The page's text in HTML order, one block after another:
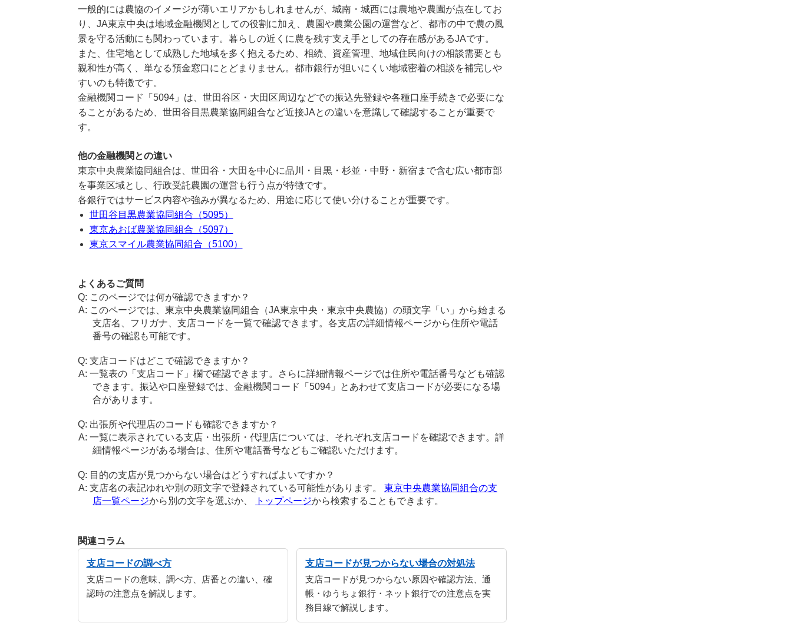
一般的には農協のイメージが薄いエリアかもしれませんが、城南・城西には農地や農園が点在してお
り、JA東京中央は地域金融機関としての役割に加え、農園や農業公園の運営など、都市の中で農の風
景を守る活動にも関わっています。暮らしの近くに農を残す支え手としての存在感があるJAです。
また、住宅地として成熟した地域を多く抱えるため、相続、資産管理、地域住民向けの相談需要とも
親和性が高く、単なる預金窓口にとどまりません。都市銀行が担いにくい地域密着の相談を補完しや
すいのも特徴です。
金融機関コード「5094」は、世田谷区・大田区周辺などでの振込先登録や各種口座手続きで必要にな
ることがあるため、世田谷目黒農業協同組合など近接JAとの違いを意識して確認することが重要で
す。
他の金融機関との違い
東京中央農業協同組合は、世田谷・大田を中心に品川・目黒・杉並・中野・新宿まで含む広い都市部
を事業区域とし、行政受託農園の運営も行う点が特徴です。
各銀行ではサービス内容や強みが異なるため、用途に応じて使い分けることが重要です。
世田谷目黒農業協同組合（5095）
東京あおば農業協同組合（5097）
東京スマイル農業協同組合（5100）
よくあるご質問
このページでは何が確認できますか？
このページでは、東京中央農業協同組合（JA東京中央・東京中央農協）の頭文字「い」から始まる
支店名、フリガナ、支店コードを一覧で確認できます。各支店の詳細情報ページから住所や電話
番号の確認も可能です。
支店コードはどこで確認できますか？
一覧表の「支店コード」欄で確認できます。さらに詳細情報ページでは住所や電話番号なども確認
できます。振込や口座登録では、金融機関コード「5094」とあわせて支店コードが必要になる場
合があります。
出張所や代理店のコードも確認できますか？
一覧に表示されている支店・出張所・代理店については、それぞれ支店コードを確認できます。詳
細情報ページがある場合は、住所や電話番号などもご確認いただけます。
目的の支店が見つからない場合はどうすればよいですか？
支店名の表記ゆれや別の頭文字で登録されている可能性があります。東京中央農業協同組合の支
店一覧ページから別の文字を選ぶか、 トップページから検索することもできます。
関連コラム
支店コードの調べ方
支店コードの意味、調べ方、店番との違い、確
認時の注意点を解説します。
支店コードが見つからない場合の対処法
支店コードが見つからない原因や確認方法、通
帳・ゆうちょ銀行・ネット銀行での注意点を実
務目線で解説します。